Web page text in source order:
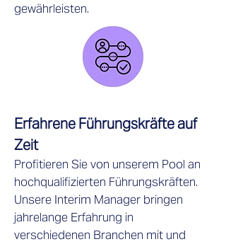
gewährleisten.
Erfahrene Führungskräfte auf
Zeit
Profitieren Sie von unserem Pool an
hochqualifizierten Führungskräften.
Unsere Interim Manager bringen
jahrelange Erfahrung in
verschiedenen Branchen mit und